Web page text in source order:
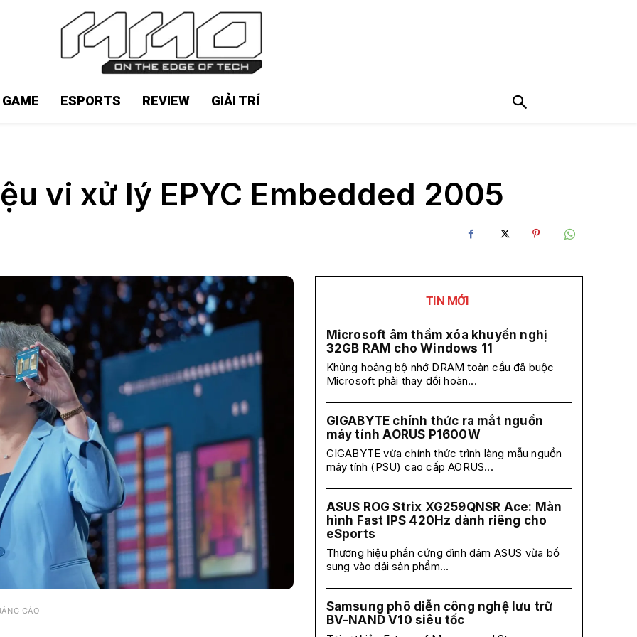
ESPORTS REVIEW GIẢI TRÍ
vi xử lý EPYC Embedded 2005
CÁO
TIN MỚI
Microsoft âm thầm xóa khuyến nghị
32GB RAM cho Windows 11
Khủng hoảng bộ nhớ DRAM toàn cầu đã buộc
Microsoft phải thay đổi hoàn...
GIGABYTE chính thức ra mắt nguồn
máy tính AORUS P1600W
GIGABYTE vừa chính thức trình làng mẫu nguồn
máy tính (PSU) cao cấp AORUS...
ASUS ROG Strix XG259QNSR Ace: Màn
hình Fast IPS 420Hz dành riêng cho
eSports
Thương hiệu phần cứng đình đám ASUS vừa bổ
sung vào dải sản phẩm...
Samsung phô diễn công nghệ lưu trữ
BV-NAND V10 siêu tốc